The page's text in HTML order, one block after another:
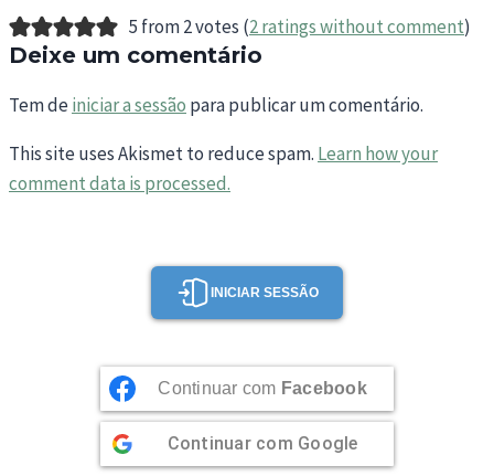
5 from 2 votes (2 ratings without comment)
Deixe um comentário
Tem deiniciar a sessão para publicar um comentário.
This site uses Akismet to reduce spam. Learn how your
comment data is processed.
INICIAR SESSÃO
Continuar com Facebook
Continuar com Google